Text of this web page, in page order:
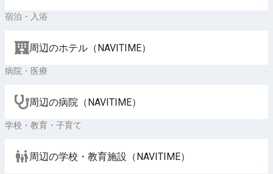
宿泊・入浴
周辺のホテル（NAVITIME）
病院・医療
周辺の病院（NAVITIME）
学校・教育・子育て
周辺の学校・教育施設（NAVITIME）